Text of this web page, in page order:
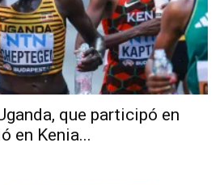
que participó en
en Kenia...